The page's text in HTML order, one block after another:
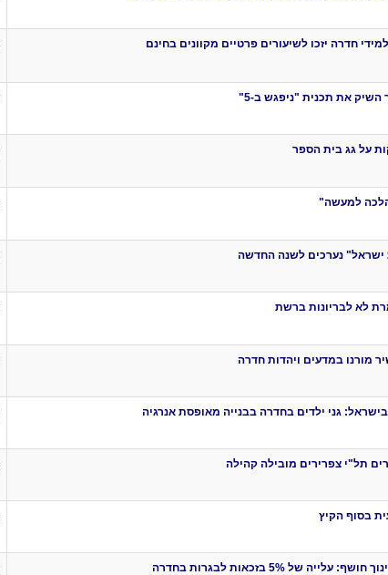
חדרה יזכו לשיעורים פרטיים מקוונים בחינם
השיק את תכנית "ניפגש ב-5"
על גג בית הספר
למעשה"
נערכים לשנה החדשה
לא לבריונות ברשת
מורנו במדעים ויהדות חדרה
גני ילדים בחדרה בבנייה מאופסת אנרגיה
תל"י צפרירים מובילה קהילה
בסוף הקיץ
עלייה של 5% בזכאות לבגרות בחדרה